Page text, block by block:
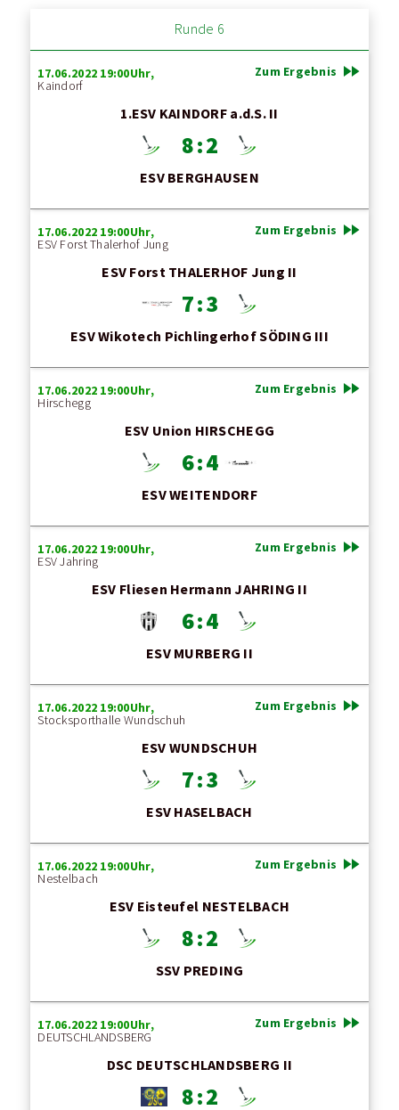
Runde 6
17.06.2022 19:00Uhr,
Kaindorf
1.ESV KAINDORF a.d.S. II
8 : 2
ESV BERGHAUSEN
Zum Ergebnis fast_forward
17.06.2022 19:00Uhr,
ESV Forst Thalerhof Jung
ESV Forst THALERHOF Jung II
7 : 3
ESV Wikotech Pichlingerhof SÖDING III
Zum Ergebnis fast_forward
17.06.2022 19:00Uhr,
Hirschegg
ESV Union HIRSCHEGG
6 : 4
ESV WEITENDORF
Zum Ergebnis fast_forward
17.06.2022 19:00Uhr,
ESV Jahring
ESV Fliesen Hermann JAHRING II
6 : 4
ESV MURBERG II
Zum Ergebnis fast_forward
17.06.2022 19:00Uhr,
Stocksporthalle Wundschuh
ESV WUNDSCHUH
7 : 3
ESV HASELBACH
Zum Ergebnis fast_forward
17.06.2022 19:00Uhr,
Nestelbach
ESV Eisteufel NESTELBACH
8 : 2
SSV PREDING
Zum Ergebnis fast_forward
17.06.2022 19:00Uhr,
DEUTSCHLANDSBERG
DSC DEUTSCHLANDSBERG II
8 : 2
Zum Ergebnis fast_forward